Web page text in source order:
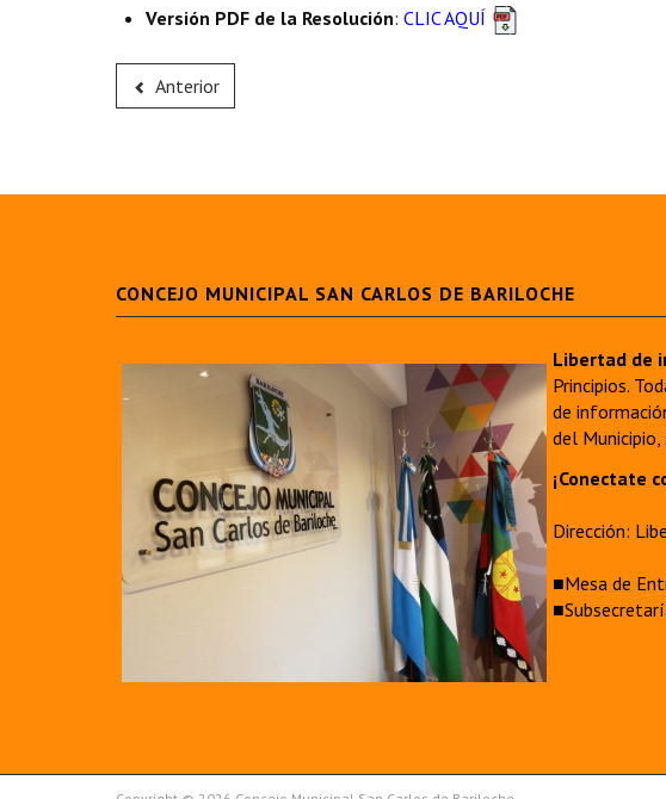
Versión PDF de la Resolución: CLIC AQUÍ
Anterior
CONCEJO MUNICIPAL SAN CARLOS DE BARILOCHE
Libertad de
Principios.
de
del
¡Conectate
Dirección:
■Mesa de